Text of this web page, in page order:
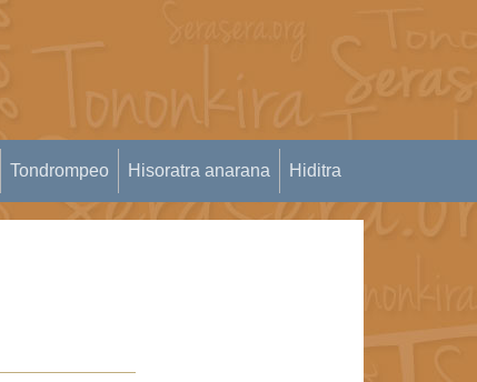
Tondrompeo Hisoratra anarana Hiditra